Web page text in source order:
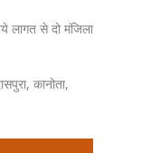
लागत से दो मंजिला
कानोता,